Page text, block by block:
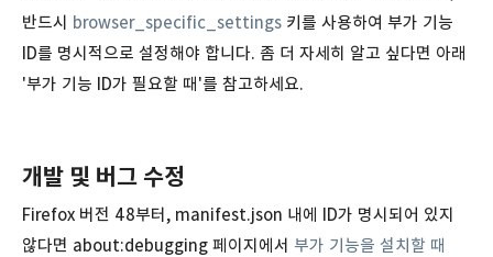
반드시 browser_specific_settings 키를 사용하여 부가 기능
ID를 명시적으로 설정해야 합니다. 좀 더 자세히 알고 싶다면 아래
'부가 기능 ID가 필요할 때'를 참고하세요.
개발 및 버그 수정
Firefox 버전 48부터, manifest.json 내에 ID가 명시되어 있지
않다면 about:debugging 페이지에서 부가 기능을 설치할 때